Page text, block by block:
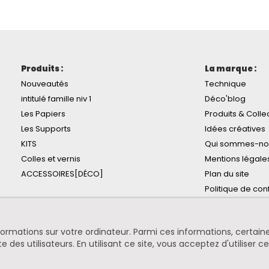
Produits :
Nouveautés
intitulé famille niv 1
Les Papiers
Les Supports
KITS
Colles et vernis
ACCESSOIRES[DÉCO]
La marque :
Technique
Déco'blog
Produits &
Idées créatives
Qui sommes-
Mentions
Plan du site
Politique de
sur votre ordinateur. Parmi ces informations,
des utilisateurs. En utilisant ce site, vous acceptez d'utiliser